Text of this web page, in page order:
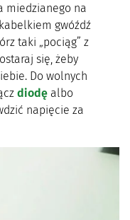
miedzianego na
gwóźdź
taki „pociąg” z
się, żeby
Do wolnych
diodę albo
napięcie za